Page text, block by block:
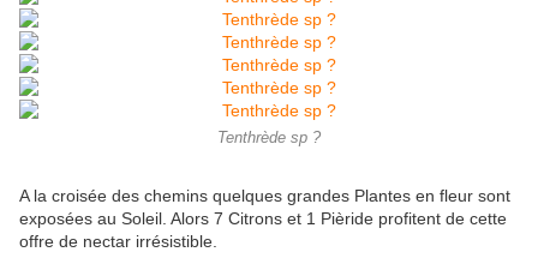
Tenthrède sp ?
A la croisée des chemins quelques grandes Plantes en fleur sont
exposées au Soleil. Alors 7 Citrons et 1 Pièride profitent de cette
offre de nectar irrésistible.